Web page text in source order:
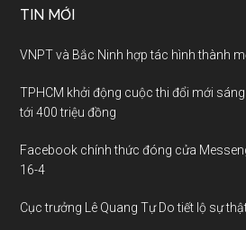
TIN MỚI
VNPT và Bắc Ninh hợp tác hình thành
TPHCM khởi động cuộc thi đổi mới
tới 400 triệu đồng
Facebook chính thức đóng cửa
16-4
Cục trưởng Lê Quang Tự Do tiết lộ sự